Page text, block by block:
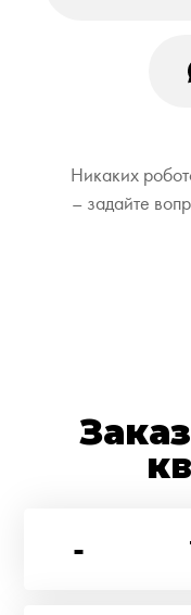
Никаких
– задайте
-